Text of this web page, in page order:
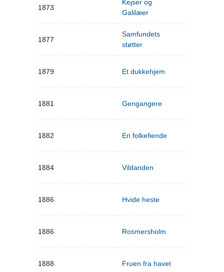
1873
Kejser og
Galilæer
1877
Samfundets
støtter
1879 Et dukkehjem
1881 Gengangere
1882 En folkefiende
1884 Vildanden
1886 Hvide heste
1886 Rosmersholm
1888 Fruen fra havet